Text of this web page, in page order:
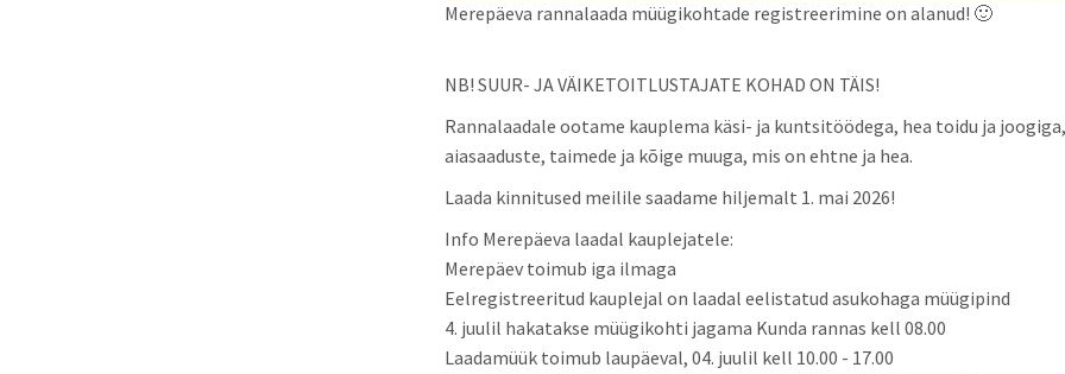
Merepäeva rannalaada müügikohtade registreerimine on alanud! 🙂
NB! SUUR- JA VÄIKETOITLUSTAJATE KOHAD ON TÄIS!
Rannalaadale ootame kauplema käsi- ja kuntsitöödega, hea toidu ja joogiga,
aiasaaduste, taimede ja kõige muuga, mis on ehtne ja hea.
Laada kinnitused meilile saadame hiljemalt 1. mai 2026!
Info Merepäeva laadal kauplejatele:
Merepäev toimub iga ilmaga
Eelregistreeritud kauplejal on laadal eelistatud asukohaga müügipind
4. juulil hakatakse müügikohti jagama Kunda rannas kell 08.00
Laadamüük toimub laupäeval, 04. juulil kell 10.00 - 17.00